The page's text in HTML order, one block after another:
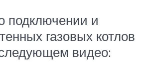
подключении и
газовых котлов
видео: